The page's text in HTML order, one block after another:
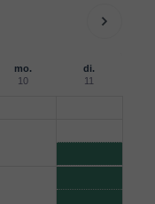
mo.
10
di.
11